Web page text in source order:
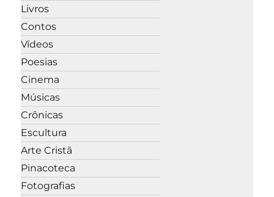
Livros
Contos
Vídeos
Poesias
Cinema
Músicas
Crônicas
Escultura
Arte Cristã
Pinacoteca
Fotografias